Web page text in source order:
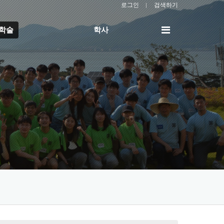
로그인 검색하기
술 학사
전
메
뉴